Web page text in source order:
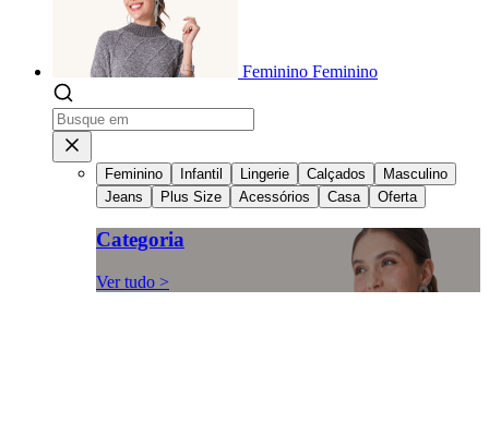
Feminino Feminino
Feminino Infantil Lingerie Calçados
Masculino
Jeans
Plus Size Acessórios Casa Oferta
Categoria
Ver tudo >